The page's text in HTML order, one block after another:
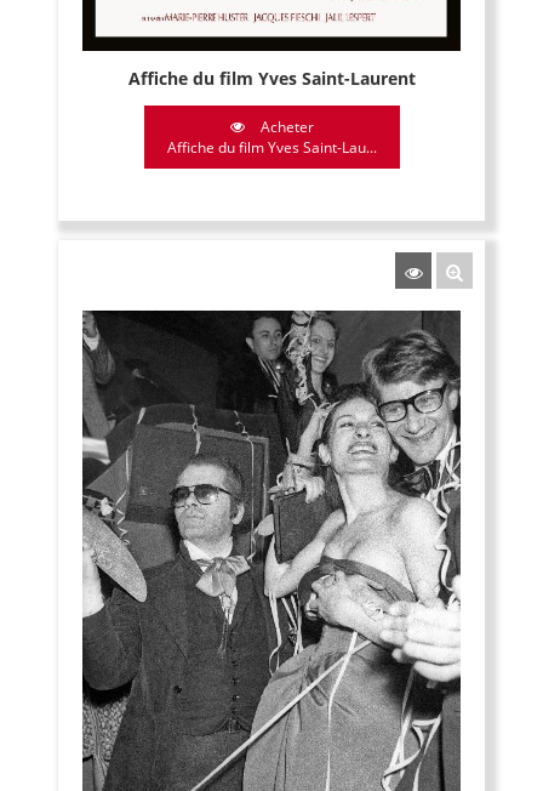
Affiche du film Yves Saint-Laurent
Acheter
Affiche du film Yves Saint-Lau...